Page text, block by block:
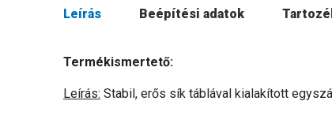
Leírás Beépítési adatok
Termékismertető:
Leírás: Stabil, erős sík táblával kialakított